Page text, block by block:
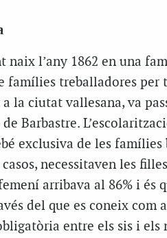
naix l’any 1862 en una
famílies treballadores per
la ciutat vallesana, va
Barbastre.
exclusiva de les famílies
necessitaven les
arribava al 86% i és
del que es coneix com
entre els sis i els